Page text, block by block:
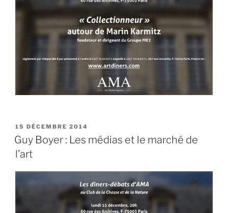
PUBLIÉ
LE
15 DÉCEMBRE 2014
Guy Boyer : Les médias et le marché de
l’art